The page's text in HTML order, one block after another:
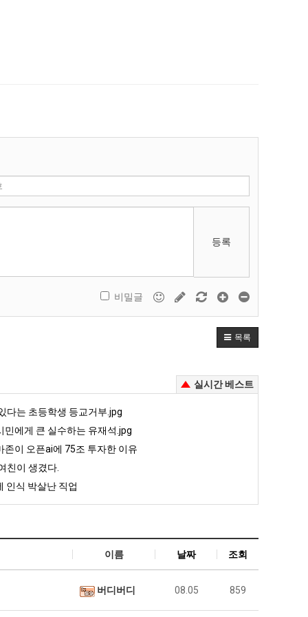
등록
비밀글
목록
실시간 베스트
다는 초등학생 등교거부.jpg
민에게 큰 실수하는 유재석.jpg
존이 오픈ai에 75조 투자한 이유
친이 생겼다.
인식 박살난 직업
이름 날짜 조회
버디버디 08.05 859